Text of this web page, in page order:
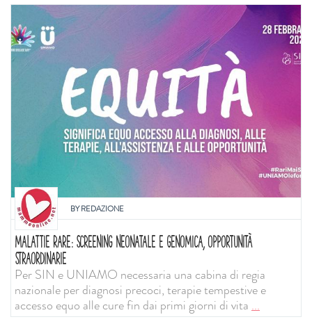
BYREDAZIONE
MALATTIE RARE: SCREENING NEONATALE E GENOMICA, OPPORTUNITÀ
STRAORDINARIE
Per SIN e UNIAMO necessaria una cabina di regia
nazionale per diagnosi precoci, terapie tempestive e
accesso equo alle cure fin dai primi giorni di vita ...